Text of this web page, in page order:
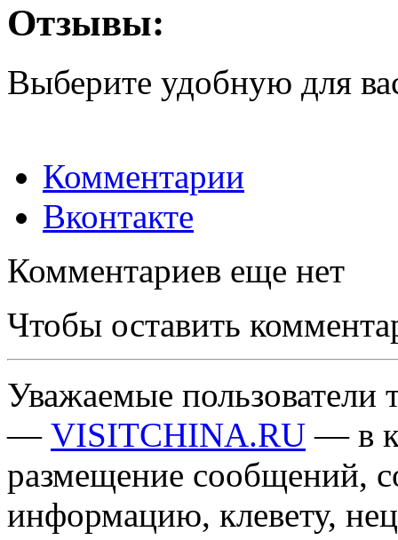
Отзывы:
Выберите удобную для
Комментарии
Вконтакте
Комментариев еще нет
Чтобы оставить
Уважаемые пользователи
— VISITCHINA.RU — в
размещение сообщений,
информацию, клевету,